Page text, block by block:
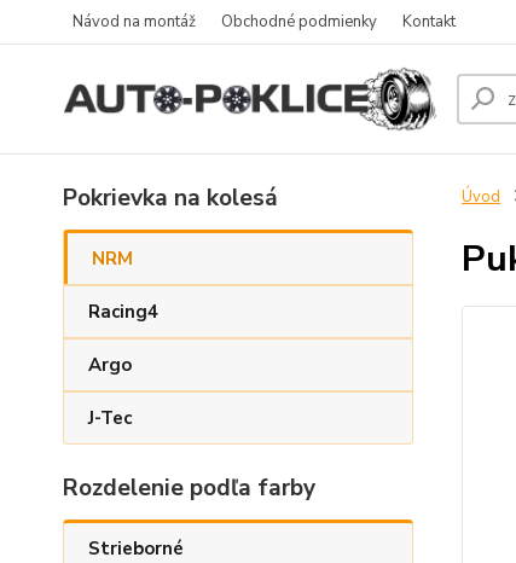
Návod na montáž Obchodné podmienky Kontakt
Pokrievka na kolesá
NRM
Racing4
Argo
J-Tec
Rozdelenie podľa farby
Strieborné
Úvod